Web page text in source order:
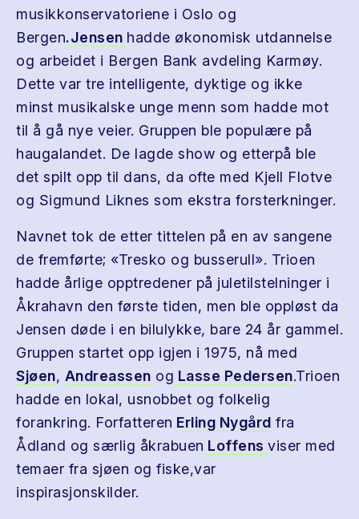
musikkonservatoriene i Oslo og
Bergen.Jensen hadde økonomisk utdannelse
og arbeidet i Bergen Bank avdeling Karmøy.
Dette var tre intelligente, dyktige og ikke
minst musikalske unge menn som hadde mot
til å gå nye veier. Gruppen ble populære på
haugalandet. De lagde show og etterpå ble
det spilt opp til dans, da ofte med Kjell Flotve
og Sigmund Liknes som ekstra forsterkninger.
Navnet tok de etter tittelen på en av sangene
de fremførte; «Tresko og busserull». Trioen
hadde årlige opptredener på juletilstelninger i
Åkrahavn den første tiden, men ble oppløst da
Jensen døde i en bilulykke, bare 24 år gammel.
Gruppen startet opp igjen i 1975, nå med
Sjøen, Andreassen og Lasse Pedersen.Trioen
hadde en lokal, usnobbet og folkelig
forankring. Forfatteren Erling Nygård fra
Ådland og særlig åkrabuen Loffens viser med
temaer fra sjøen og fiske,var
inspirasjonskilder.